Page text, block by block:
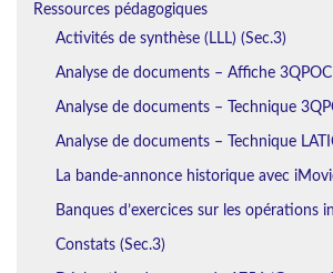
Ressources pédagogiques
Activités de synthèse (LLL) (Sec.3)
Analyse de documents – Affiche 3QPOC
Analyse de documents – Technique
Analyse de documents – Technique
La bande-annonce historique avec
Banques d’exercices sur les opérations
Constats (Sec.3)